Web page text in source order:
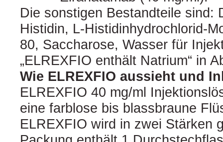
Die sonstigen Bestandteile sind:
Histidin, L-Histidinhydrochlorid-
80, Saccharose, Wasser für
„ELREXFIO enthält Natrium“ in
Wie ELREXFIO aussieht und
ELREXFIO 40 mg/ml
eine farblose bis blassbraune
ELREXFIO wird in zwei Stärken